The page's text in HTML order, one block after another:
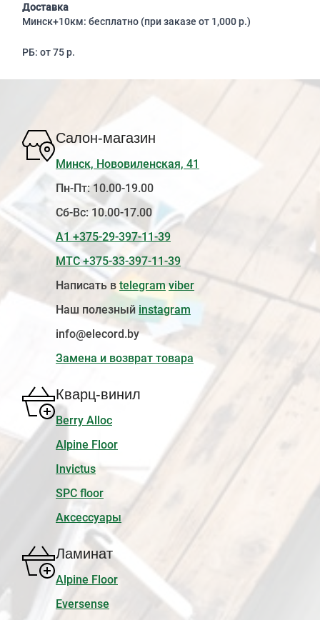
Доставка
Минск+10км: бесплатно (при заказе от 1,000 р.)
РБ: от 75 р.
Салон-магазин
Минск, Нововиленская, 41
Пн-Пт: 10.00-19.00
Сб-Вс: 10.00-17.00
А1 +375-29-397-11-39
МТС +375-33-397-11-39
Написать в telegram viber
Наш полезный instagram
info@elecord.by
Замена и возврат товара
Кварц-винил
Berry Alloc
Alpine Floor
Invictus
SPC floor
Аксессуары
Ламинат
Alpine Floor
Eversense